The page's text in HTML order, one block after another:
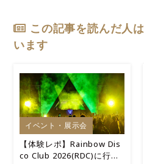
この記事を読んだ人
います
イベント・展示会
【体験レポ】Rainbow Dis
co Club 2026(RDC)に行っ